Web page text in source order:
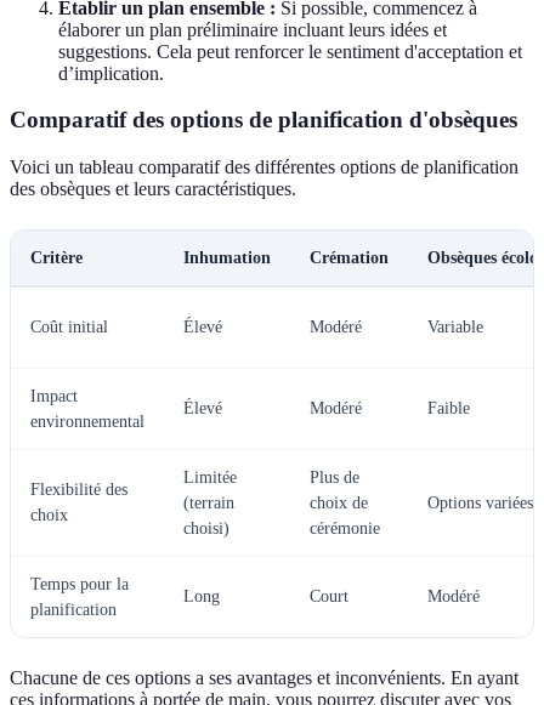
Établir un plan ensemble : Si possible, commencez à
élaborer un plan préliminaire incluant leurs idées et
suggestions. Cela peut renforcer le sentiment d'acceptation et
d’implication.
Comparatif des options de planification d'obsèques
Voici un tableau comparatif des différentes options de planification
des obsèques et leurs caractéristiques.
Critère Inhumation Crémation Obsèques
Coût initial Élevé Modéré Variable
Impact
environnemental
Élevé Modéré Faible
Flexibilité des
choix
Limitée
(terrain
choisi)
Plus de
choix de
cérémonie
Options variées
Temps pour la
planification
Long Court Modéré
Chacune de ces options a ses avantages et inconvénients. En ayant
ces informations à portée de main, vous pourrez discuter avec vos